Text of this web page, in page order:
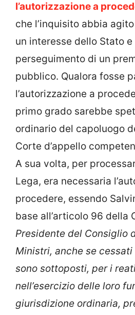
l’autorizzazione a
che l’inquisito abbia
un interesse dello Stato e
perseguimento di un
pubblico. Qualora fosse
l’autorizzazione a
primo grado sarebbe
ordinario del capoluogo
Corte d’appello
A sua volta, per
Lega, era necessaria
procedere, essendo
base all’articolo 96 della
Presidente del Consiglio
Ministri, anche se
sono sottoposti, per i
nell’esercizio delle loro
giurisdizione ordinaria,